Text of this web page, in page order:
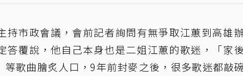
持市政會議，會前記者詢問有無爭取江蕙到高雄
答覆說，他自己本身也是二姐江蕙的歌迷，「家
等歌曲膾炙人口，9年前封麥之後，很多歌迷都敲